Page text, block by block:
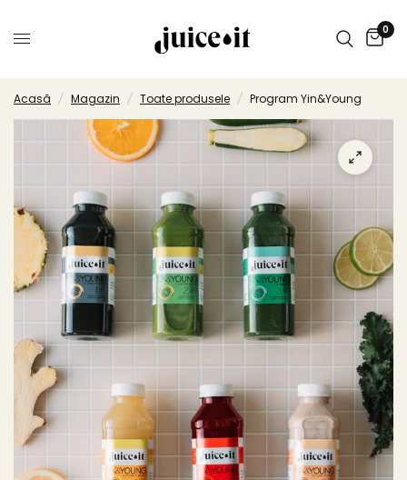
0
Acasă / Magazin / Toate produsele / Program Yin&Young